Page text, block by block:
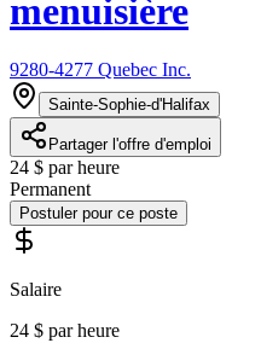
menuisière
9280-4277 Quebec Inc.
Sainte-Sophie-d'Halifax
Partager l'offre d'emploi
24 $ par heure
Permanent
Postuler pour ce poste
Salaire
24 $ par heure